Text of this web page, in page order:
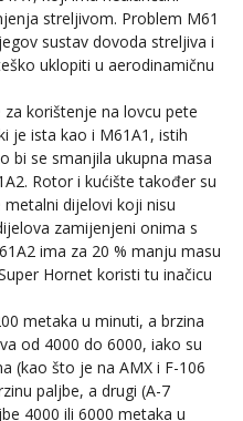
streljivom. Problem M61
sustav dovoda streljiva i
uklopiti u aerodinamičnu
korištenje na lovcu pete
je ista kao i M61A1, istih
bi se smanjila ukupna masa
Rotor i kućište također su
dijelovi koji nisu
zamijenjeni onima s
ima za 20 % manju masu
Hornet koristi tu inačicu
metaka u minuti, a brzina
od 4000 do 6000, iako su
(kao što je na AMX i F-106
paljbe, a drugi (A-7
4000 ili 6000 metaka u